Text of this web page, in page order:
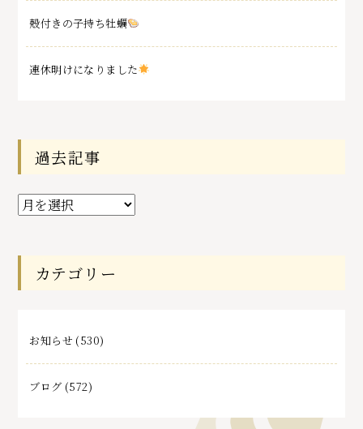
殻付きの子持ち牡蠣
連休明けになりました
過去記事
過
去
事
カテゴリー
お知らせ (530)
ブログ (572)